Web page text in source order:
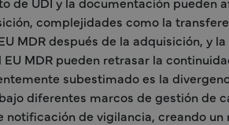
complejidades como la
MDR después de la adquisición, y
MDR pueden retrasar la
subestimado es la
diferentes marcos de gestión de
de vigilancia, creando un